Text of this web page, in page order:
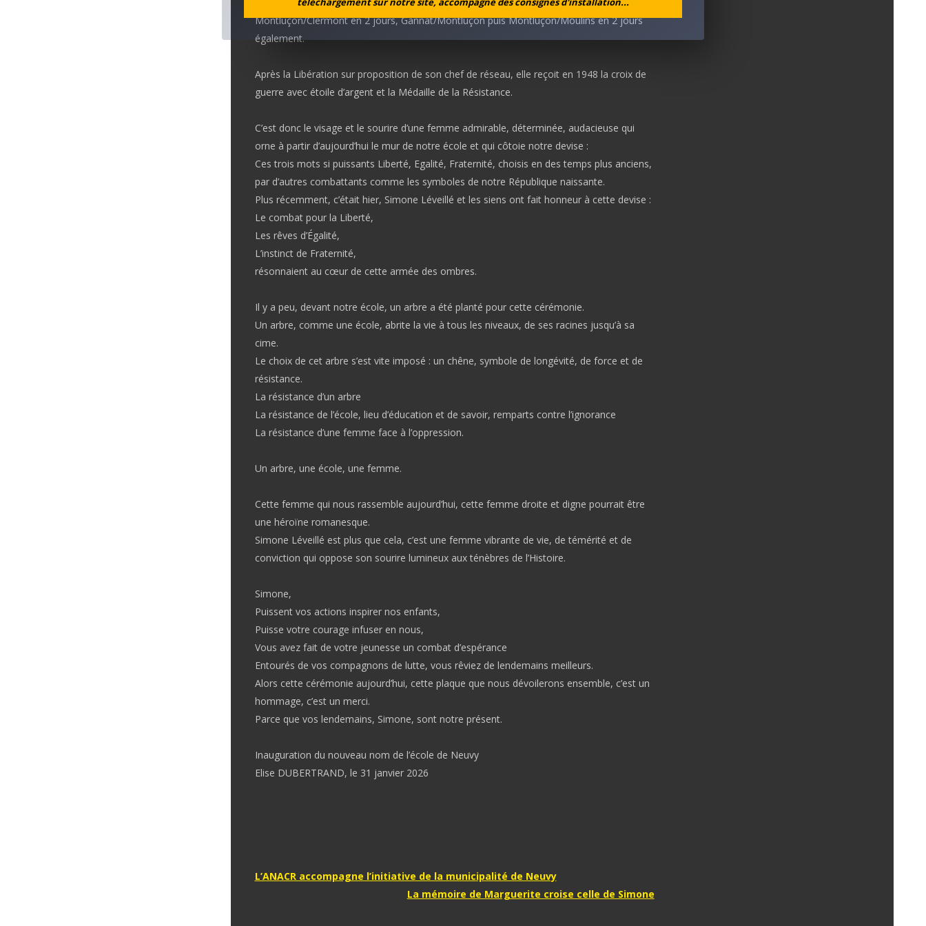
Montluçon/Clermont en 2 jours, Gannat/Montluçon puis Montluçon/Moulins en 2 jours
également.
Après la Libération sur proposition de son chef de réseau, elle reçoit en 1948 la croix de
guerre avec étoile d’argent et la Médaille de la Résistance.
C’est donc le visage et le sourire d’une femme admirable, déterminée, audacieuse qui
orne à partir d’aujourd’hui le mur de notre école et qui côtoie notre devise :
Ces trois mots si puissants Liberté, Egalité, Fraternité, choisis en des temps plus anciens,
par d’autres combattants comme les symboles de notre République naissante.
Plus récemment, c’était hier, Simone Léveillé et les siens ont fait honneur à cette devise :
Le combat pour la Liberté,
Les rêves d’Égalité,
L’instinct de Fraternité,
résonnaient au cœur de cette armée des ombres.
Il y a peu, devant notre école, un arbre a été planté pour cette cérémonie.
Un arbre, comme une école, abrite la vie à tous les niveaux, de ses racines jusqu’à sa
cime.
Le choix de cet arbre s’est vite imposé : un chêne, symbole de longévité, de force et de
résistance.
La résistance d’un arbre
La résistance de l’école, lieu d’éducation et de savoir, remparts contre l’ignorance
La résistance d’une femme face à l’oppression.
Un arbre, une école, une femme.
Cette femme qui nous rassemble aujourd’hui, cette femme droite et digne pourrait être
une héroïne romanesque.
Simone Léveillé est plus que cela, c’est une femme vibrante de vie, de témérité et de
conviction qui oppose son sourire lumineux aux ténèbres de l’Histoire.
Simone,
Puissent vos actions inspirer nos enfants,
Puisse votre courage infuser en nous,
Vous avez fait de votre jeunesse un combat d’espérance
Entourés de vos compagnons de lutte, vous rêviez de lendemains meilleurs.
Alors cette cérémonie aujourd’hui, cette plaque que nous dévoilerons ensemble, c’est un
hommage, c’est un merci.
Parce que vos lendemains, Simone, sont notre présent.
Inauguration du nouveau nom de l’école de Neuvy
Elise DUBERTRAND, le 31 janvier 2026
Navigation
L’ANACR accompagne l’initiative de la municipalité de Neuvy
La mémoire de Marguerite croise celle de Simone